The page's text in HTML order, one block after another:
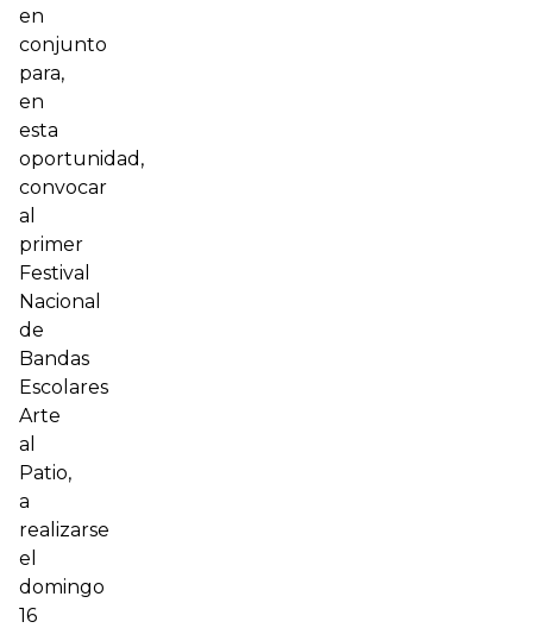
en
conjunto
para,
en
esta
oportunidad,
convocar
al
primer
Festival
Nacional
de
Bandas
Escolares
Arte
al
Patio,
a
realizarse
el
domingo
16